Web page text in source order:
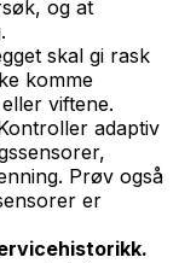
og at
skal gi rask
komme
viftene.
adaptiv
Prøv også
er